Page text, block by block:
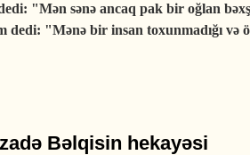
"Mən sənə ancaq pak bir oğlan
dedi: "Mənə bir insan toxunmadığı və
Bəlqisin hekayəsi